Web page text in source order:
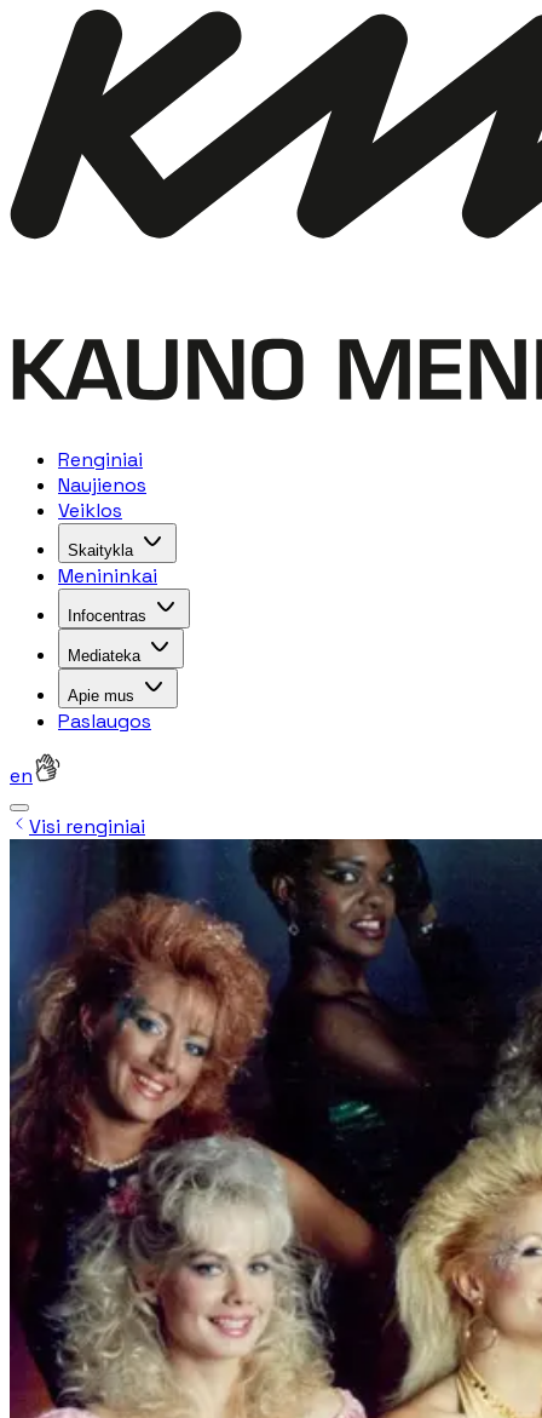
Renginiai
Naujienos
Veiklos
Skaitykla
Menininkai
Infocentras
Mediateka
Apie mus
Paslaugos
en
Visi renginiai